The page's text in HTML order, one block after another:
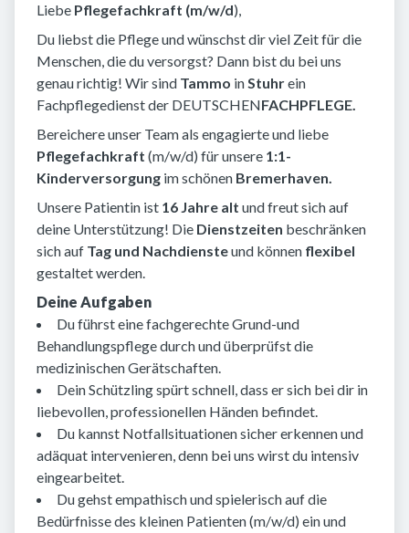
Liebe Pflegefachkraft (m/w/d),
Du liebst die Pflege und wünschst dir viel Zeit für die
Menschen, die du versorgst? Dann bist du bei uns
genau richtig! Wir sind Tammo inStuhrein
Fachpflegedienst der DEUTSCHENFACHPFLEGE.
Bereichere unser Team als engagierte und liebe
Pflegefachkraft (m/w/d) für unsere 1:1-
Kinderversorgung im schönen Bremerhaven.
Unsere Patientin ist 16 Jahre alt und freut sich auf
deine Unterstützung! Die Dienstzeiten beschränken
sich auf Tag und Nachdiensteund können flexibel
gestaltet werden.
Deine Aufgaben
Du führst eine fachgerechte Grund-und
Behandlungspflege durch und überprüfst die
medizinischen Gerätschaften.
Dein Schützling spürt schnell, dass er sich bei dir in
liebevollen, professionellen Händen befindet.
Du kannst Notfallsituationen sicher erkennen und
adäquat intervenieren, denn bei uns wirst du intensiv
eingearbeitet.
Du gehst empathisch und spielerisch auf die
Bedürfnisse des kleinen Patienten (m/w/d) ein und